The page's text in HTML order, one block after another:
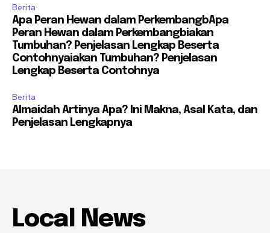
Berita
Apa Peran Hewan dalam PerkembangbApa
Peran Hewan dalam Perkembangbiakan
Tumbuhan? Penjelasan Lengkap Beserta
Contohnyaiakan Tumbuhan? Penjelasan
Lengkap Beserta Contohnya
Berita
Almaidah Artinya Apa? Ini Makna, Asal Kata, dan
Penjelasan Lengkapnya
Local News